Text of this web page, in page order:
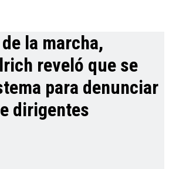
la marcha,
reveló que se
para denunciar
dirigentes